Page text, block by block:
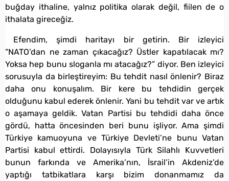
buğday ithaline, yalnız politika olarak değil, fiilen de o
ithalata gireceğiz.
Efendim, şimdi haritayı bir getirin. Bir izleyici
“NATO’dan ne zaman çıkacağız? Üstler kapatılacak mı?
Yoksa hep bunu sloganla mı atacağız?” diyor. Ben izleyici
sorusuyla da birleştireyim: Bu tehdit nasıl önlenir? Biraz
daha onu konuşalım. Bir kere bu tehdidin gerçek
olduğunu kabul ederek önlenir. Yani bu tehdit var ve artık
o aşamaya geldik. Vatan Partisi bu tehdidi daha önce
gördü, hatta öncesinden beri bunu işliyor. Ama şimdi
Türkiye kamuoyuna ve Türkiye Devleti’ne bunu Vatan
Partisi kabul ettirdi. Dolayısıyla Türk Silahlı Kuvvetleri
bunun farkında ve Amerika’nın, İsrail’in Akdeniz’de
yaptığı tatbikatlara karşı bizim donanmamız da